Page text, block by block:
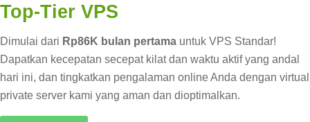
Top-Tier VPS
Dimulai dari Rp86K bulan pertama untuk VPS Standar!
Dapatkan kecepatan secepat kilat dan waktu aktif yang andal
hari ini, dan tingkatkan pengalaman online Anda dengan virtual
private server kami yang aman dan dioptimalkan.